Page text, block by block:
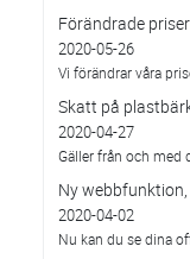
Förändrade
2020-05-26
Vi förändrar våra
Skatt på
2020-04-27
Gäller från och med
Ny
2020-04-02
Nu kan du se dina